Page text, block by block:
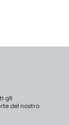
gli
del nostro